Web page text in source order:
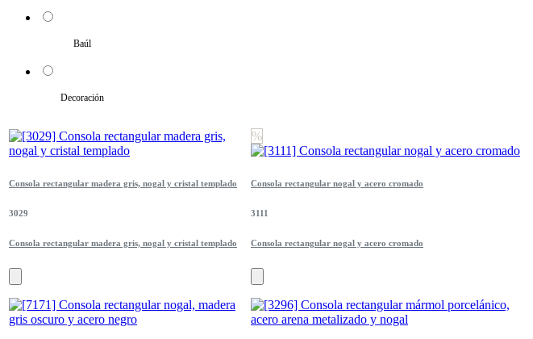
Baúl
Decoración
Consola rectangular madera gris, nogal y cristal templado
3029
Consola rectangular madera gris, nogal y cristal templado
%
Consola rectangular nogal y acero cromado
3111
Consola rectangular nogal y acero cromado